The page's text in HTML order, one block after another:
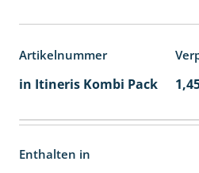
Artikelnummer
in Itineris Kombi Pack
Enthalten in